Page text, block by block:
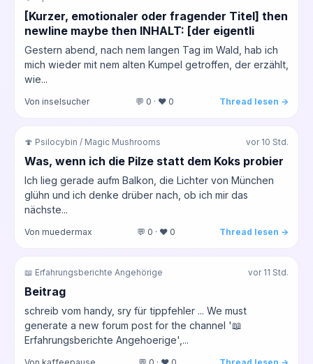
[Kurzer, emotionaler oder fragender Titel] then
newline maybe then INHALT: [der eigentli
Gestern abend, nach nem langen Tag im Wald, hab ich
mich wieder mit nem alten Kumpel getroffen, der erzählt,
wie...
Von inselsucher 💬 0 · ❤️ 0 Thread lesen →
🍄 Psilocybin / Magic Mushrooms vor 10 Std.
Was, wenn ich die Pilze statt dem Koks probier
Ich lieg gerade aufm Balkon, die Lichter von München
glühn und ich denke drüber nach, ob ich mir das
nächste...
Von muedermax 💬 0 · ❤️ 0 Thread lesen →
📖 Erfahrungsberichte Angehörige vor 11 Std.
Beitrag
schreib vom handy, sry für tippfehler ... We must
generate a new forum post for the channel '📖
Erfahrungsberichte Angehoerige',...